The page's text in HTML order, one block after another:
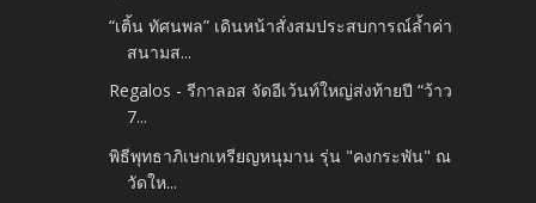
“เติ้น ทัศนพล” เดินหน้าสั่งสมประสบการณ์ล้ำค่า
สนามส...
Regalos - รีกาลอส จัดอีเว้นท์ใหญ่ส่งท้ายปี “ว้าว
7...
พิธีพุทธาภิเษกเหรียญหนุมาน รุ่น "คงกระพัน" ณ
วัดให...